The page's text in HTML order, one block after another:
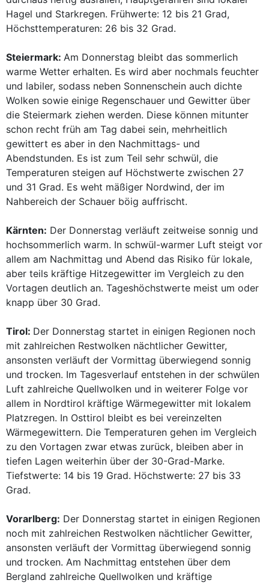
Hagel und Starkregen. Frühwerte: 12 bis 21 Grad,
Höchsttemperaturen: 26 bis 32 Grad.
Steiermark: Am Donnerstag bleibt das sommerlich
warme Wetter erhalten. Es wird aber nochmals feuchter
und labiler, sodass neben Sonnenschein auch dichte
Wolken sowie einige Regenschauer und Gewitter über
die Steiermark ziehen werden. Diese können mitunter
schon recht früh am Tag dabei sein, mehrheitlich
gewittert es aber in den Nachmittags- und
Abendstunden. Es ist zum Teil sehr schwül, die
Temperaturen steigen auf Höchstwerte zwischen 27
und 31 Grad. Es weht mäßiger Nordwind, der im
Nahbereich der Schauer böig auffrischt.
Kärnten: Der Donnerstag verläuft zeitweise sonnig und
hochsommerlich warm. In schwül-warmer Luft steigt vor
allem am Nachmittag und Abend das Risiko für lokale,
aber teils kräftige Hitzegewitter im Vergleich zu den
Vortagen deutlich an. Tageshöchstwerte meist um oder
knapp über 30 Grad.
Tirol: Der Donnerstag startet in einigen Regionen noch
mit zahlreichen Restwolken nächtlicher Gewitter,
ansonsten verläuft der Vormittag überwiegend sonnig
und trocken. Im Tagesverlauf entstehen in der schwülen
Luft zahlreiche Quellwolken und in weiterer Folge vor
allem in Nordtirol kräftige Wärmegewitter mit lokalem
Platzregen. In Osttirol bleibt es bei vereinzelten
Wärmegewittern. Die Temperaturen gehen im Vergleich
zu den Vortagen zwar etwas zurück, bleiben aber in
tiefen Lagen weiterhin über der 30-Grad-Marke.
Tiefstwerte: 14 bis 19 Grad. Höchstwerte: 27 bis 33
Grad.
Vorarlberg: Der Donnerstag startet in einigen Regionen
noch mit zahlreichen Restwolken nächtlicher Gewitter,
ansonsten verläuft der Vormittag überwiegend sonnig
und trocken. Am Nachmittag entstehen über dem
Bergland zahlreiche Quellwolken und kräftige